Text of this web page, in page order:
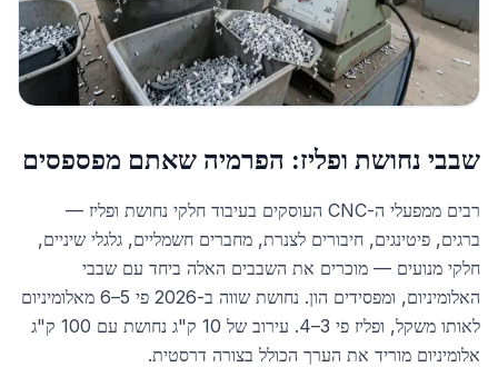
שבבי נחושת ופליז: הפרמיה שאתם מפספסים
רבים ממפעלי ה-CNC העוסקים בעיבוד חלקי נחושת ופליז —
ברגים, פיטינגים, חיבורים לצנרת, מחברים חשמליים, גלגלי שיניים,
חלקי מנועים — מוכרים את השבבים האלה ביחד עם שבבי
האלומיניום, ומפסידים הון. נחושת שווה ב-2026 פי 5–6 מאלומיניום
לאותו משקל, ופליז פי 3–4. עירוב של 10 ק"ג נחושת עם 100 ק"ג
אלומיניום מוריד את הערך הכולל בצורה דרסטית.